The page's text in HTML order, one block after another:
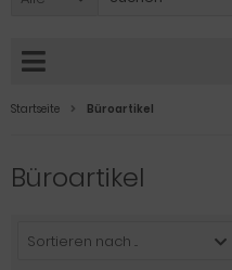
Startseite Büroartikel
Büroartikel
Sortieren nach ...